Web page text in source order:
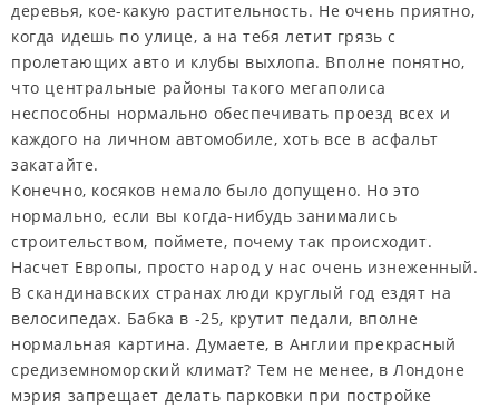
деревья, кое-какую растительность. Не очень приятно,
когда идешь по улице, а на тебя летит грязь с
пролетающих авто и клубы выхлопа. Вполне понятно,
что центральные районы такого мегаполиса
неспособны нормально обеспечивать проезд всех и
каждого на личном автомобиле, хоть все в асфальт
закатайте.
Конечно, косяков немало было допущено. Но это
нормально, если вы когда-нибудь занимались
строительством, поймете, почему так происходит.
Насчет Европы, просто народ у нас очень изнеженный.
В скандинавских странах люди круглый год ездят на
велосипедах. Бабка в -25, крутит педали, вполне
нормальная картина. Думаете, в Англии прекрасный
средиземноморский климат? Тем не менее, в Лондоне
мэрия запрещает делать парковки при постройке